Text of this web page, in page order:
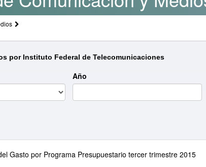
por Instituto Federal de Telecomunicaciones
Año
Gasto por Programa Presupuestario tercer trimestre 2015